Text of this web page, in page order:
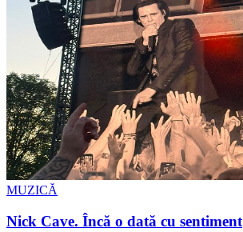
MUZICĂ
Nick Cave. Încă o dată cu sentiment